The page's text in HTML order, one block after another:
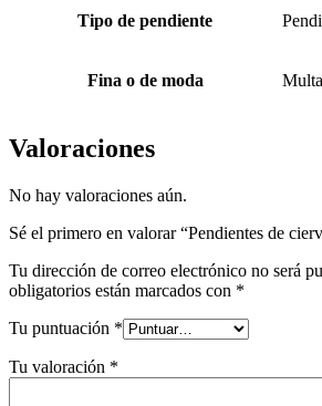
Tipo de pendiente
Fina o de moda Multa
Valoraciones
No hay valoraciones aún.
Sé el primero en valorar “Pendientes de
Tu dirección de correo electrónico no será
obligatorios están marcados con *
Tu puntuación *
Tu valoración *